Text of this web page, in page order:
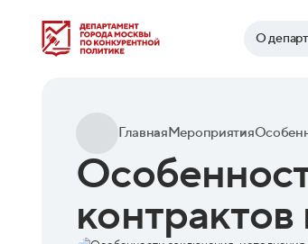
О
ГлавнаяМероприятия
контрактов